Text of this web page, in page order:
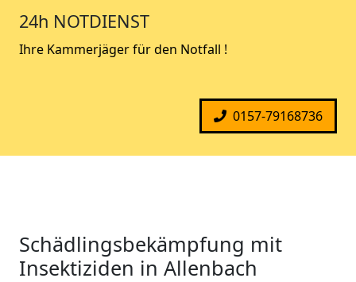
24h NOTDIENST
Ihre Kammerjäger für den Notfall !
0157-79168736
Schädlingsbekämpfung mit
Insektiziden in Allenbach